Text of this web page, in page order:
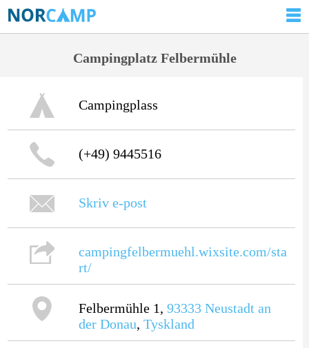
Campingplatz Felbermühle
Campingplass
(+49) 9445516
Skriv e-post
campingfelbermuehl.wixsite.com/sta
rt/
Felbermühle 1, 93333 Neustadt an
der Donau, Tyskland